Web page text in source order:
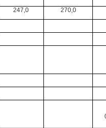
247,0
270,0